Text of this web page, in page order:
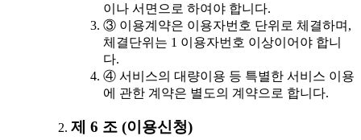
이나 서면으로 하여야 합니다.
③ 이용계약은 이용자번호 단위로 체결하며,
체결단위는 1 이용자번호 이상이어야 합니
다.
④ 서비스의 대량이용 등 특별한 서비스 이용
에 관한 계약은 별도의 계약으로 합니다.
제 6 조 (이용신청)